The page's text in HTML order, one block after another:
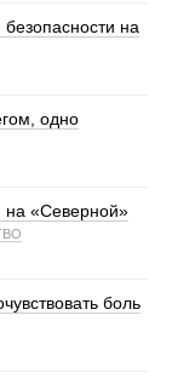
на
одно
«Северной»
боль